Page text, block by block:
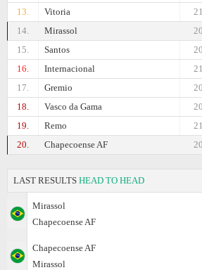
13.
Vitoria
21
14.
Mirassol
20
15.
Santos
20
16.
Internacional
21
17.
Gremio
20
18.
Vasco da Gama
20
19.
Remo
21
20.
Chapecoense AF 20
LAST RESULTS HEAD TO HEAD
Mirassol
Chapecoense AF
Chapecoense AF
Mirassol